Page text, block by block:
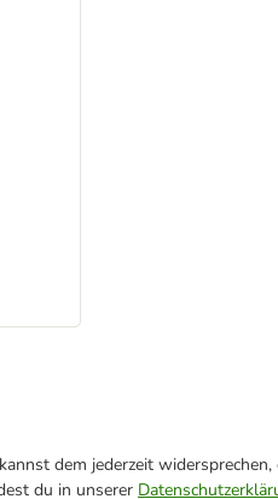
dem jederzeit
du in unserer